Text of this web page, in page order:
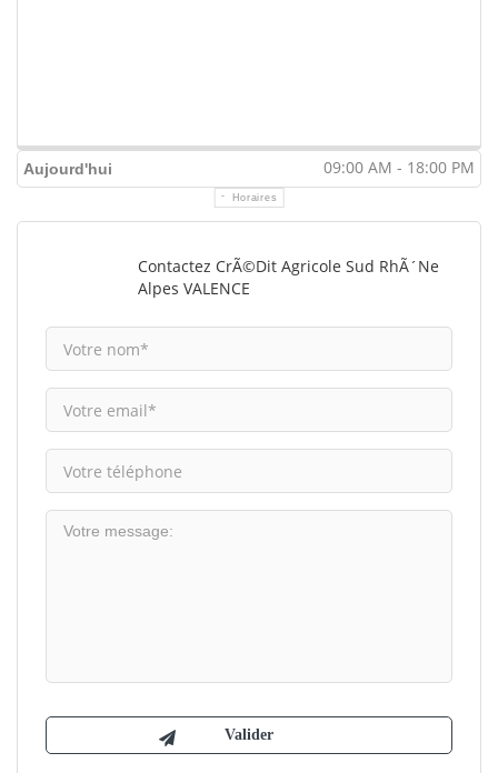
Aujourd'hui 09:00 AM - 18:00 PM
Horaires
Contactez CrÃ©dit Agricole Sud RhÃ´ne
Alpes VALENCE